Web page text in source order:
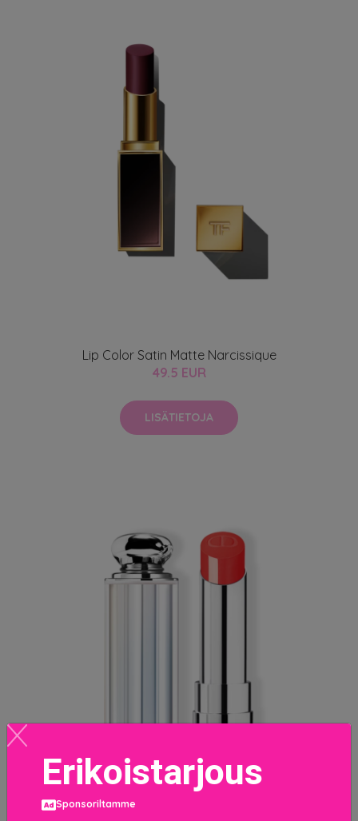
Lip Color Satin Matte Narcissique
49.5 EUR
LISÄTIETOJA
Erikoistarjous
Sponsoriltamme